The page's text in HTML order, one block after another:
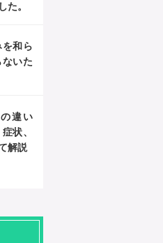
た。
和ら
いた
違い
状、
解説